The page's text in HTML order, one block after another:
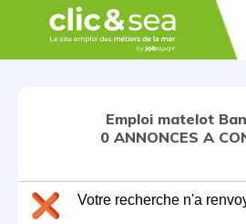
Emploi matelot
0 ANNONCES A
Votre recherche n'a